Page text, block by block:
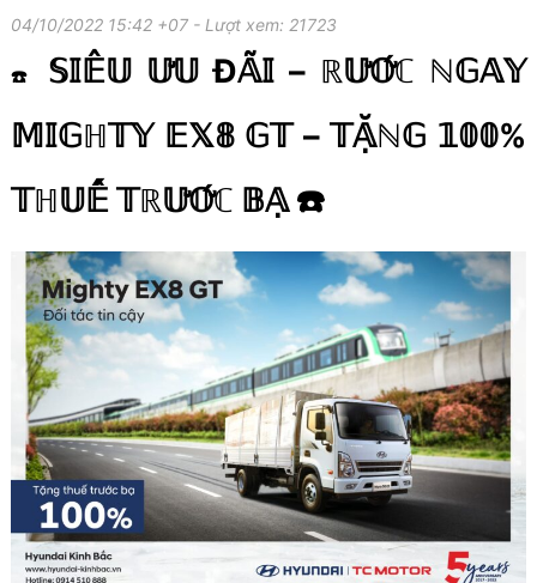
04/10/2022 15:42 +07 - Lượt xem: 21723
☎️
𝕊𝕀𝔼̂𝕌 𝕌̛𝕌 Đ𝔸̃𝕀 – ℝ𝕌̛𝕆̛́ℂ ℕ𝔾𝔸𝕐
𝕄𝕀𝔾ℍ𝕋𝕐 𝔼𝕏𝟠 𝔾𝕋 – 𝕋𝔸̣̆ℕ𝔾 𝟙𝟘𝟘%
𝕋ℍ𝕌𝔼̂́ 𝕋ℝ𝕌̛𝕆̛́ℂ 𝔹𝔸̣ ☎️